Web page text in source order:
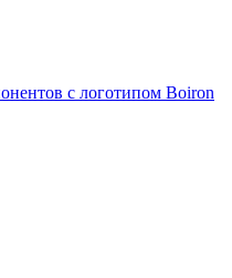
с логотипом Boiron